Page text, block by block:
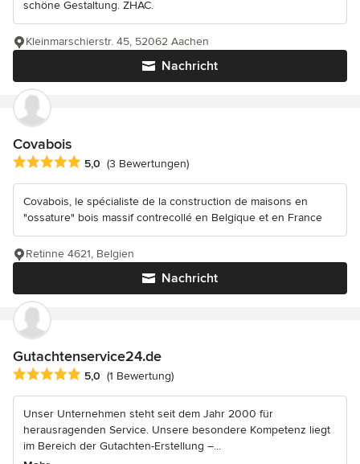
schöne Gestaltung. ZHAC.
Nachricht
Kleinmarschierstr. 45, 52062 Aachen
Covabois
Durchschnittliche Bewertung: 5 von 5 Sternen
5,0 (3 Bewertungen)
Covabois, le spécialiste de la construction de maisons en
"ossature" bois massif contrecollé en Belgique et en France
Nachricht
Retinne 4621, Belgien
Gutachtenservice24.de
Durchschnittliche Bewertung: 5 von 5 Sternen
5,0 (1 Bewertung)
Unser Unternehmen steht seit dem Jahr 2000 für
herausragenden Service. Unsere besondere Kompetenz liegt
im Bereich der Gutachten-Erstellung –...